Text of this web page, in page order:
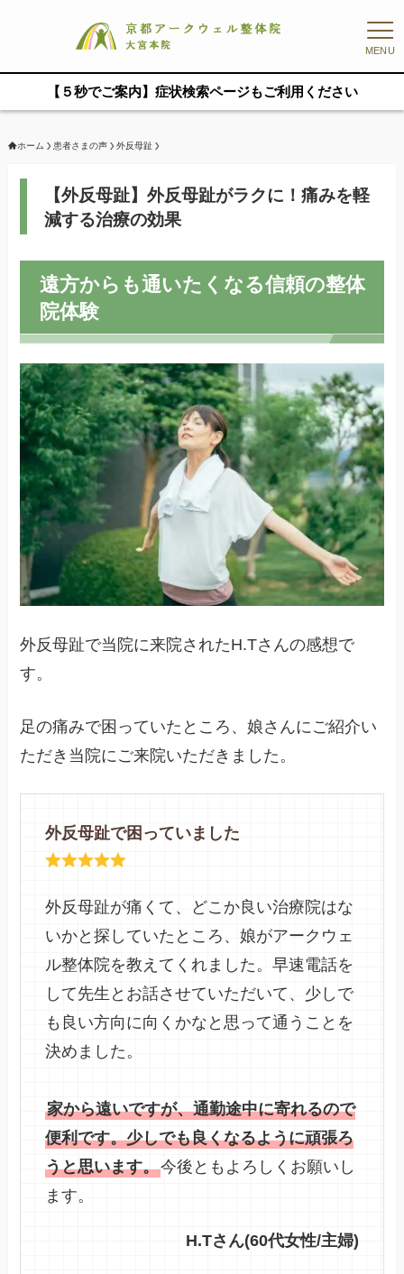
MENU
【５秒でご案内】症状検索ページもご利用ください
ホーム 患者さまの声 外反母趾
【外反母趾】外反母趾がラクに！痛みを軽
減する治療の効果
遠方からも通いたくなる信頼の整体
院体験
外反母趾で当院に来院されたH.Tさんの感想で
す。
足の痛みで困っていたところ、娘さんにご紹介い
ただき当院にご来院いただきました。
外反母趾で困っていました
外反母趾が痛くて、どこか良い治療院はな
いかと探していたところ、娘がアークウェ
ル整体院を教えてくれました。早速電話を
して先生とお話させていただいて、少しで
も良い方向に向くかなと思って通うことを
決めました。
家から遠いですが、通勤途中に寄れるので
便利です。少しでも良くなるように頑張ろ
うと思います。今後ともよろしくお願いし
ます。
H.Tさん(60代女性/主婦)